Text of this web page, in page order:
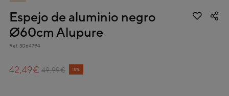
Espejo de aluminio negro
Ø60cm Alupure
Ref. 3064794
Price reduced from
49,99€
to 15%
42,49€